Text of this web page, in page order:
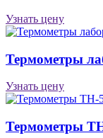
Узнать цену
Термометры
Узнать цену
Термометры